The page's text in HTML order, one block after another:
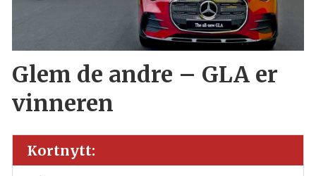
Glem de andre – GLA er
vinneren
Kortnytt: